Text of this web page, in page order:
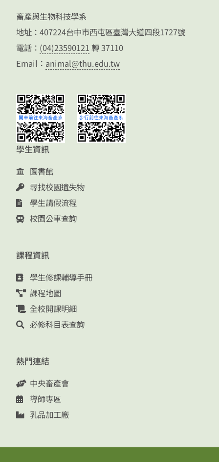
畜產與生物科技學系
地址：407224台中市西屯區臺灣大道四段1727號
電話： (04)23590121 轉 37110
Email： animal@thu.edu.tw
學生資訊
圖書館
尋找校園遺失物
學生請假流程
校園公車查詢
課程資訊
學生修課輔導手冊
課程地圖
全校開課明細
必修科目表查詢
熱門連結
中央畜產會
導師專區
乳品加工廠